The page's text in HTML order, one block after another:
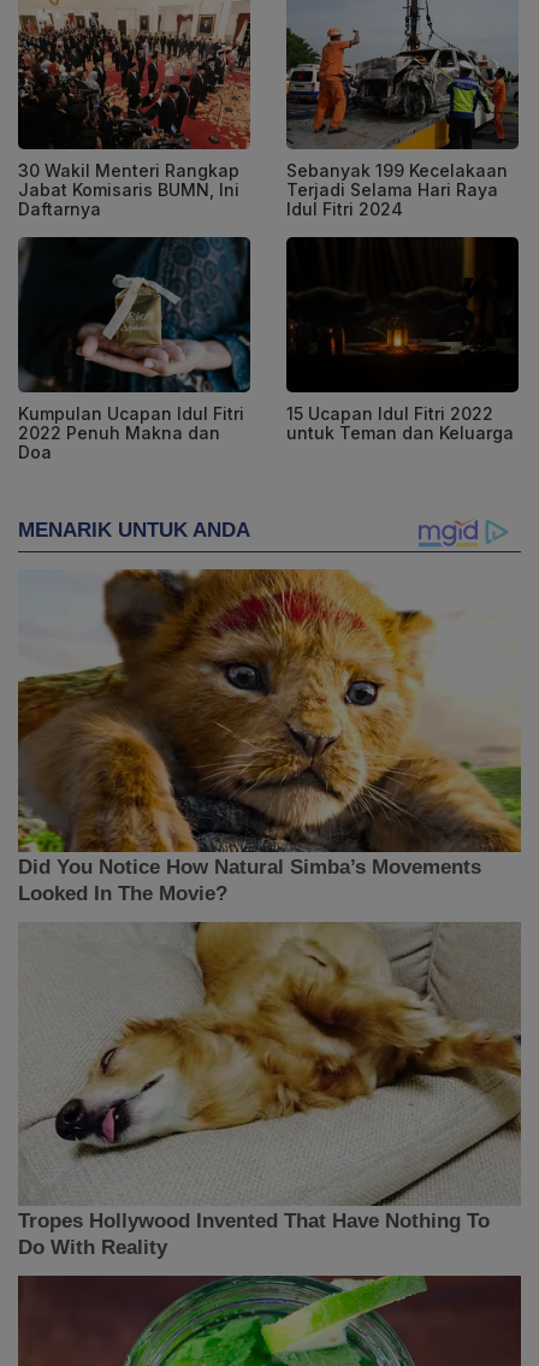
30 Wakil Menteri Rangkap
Jabat Komisaris BUMN, Ini
Daftarnya
Sebanyak 199 Kecelakaan
Terjadi Selama Hari Raya
Idul Fitri 2024
Kumpulan Ucapan Idul Fitri
2022 Penuh Makna dan
Doa
15 Ucapan Idul Fitri 2022
untuk Teman dan Keluarga